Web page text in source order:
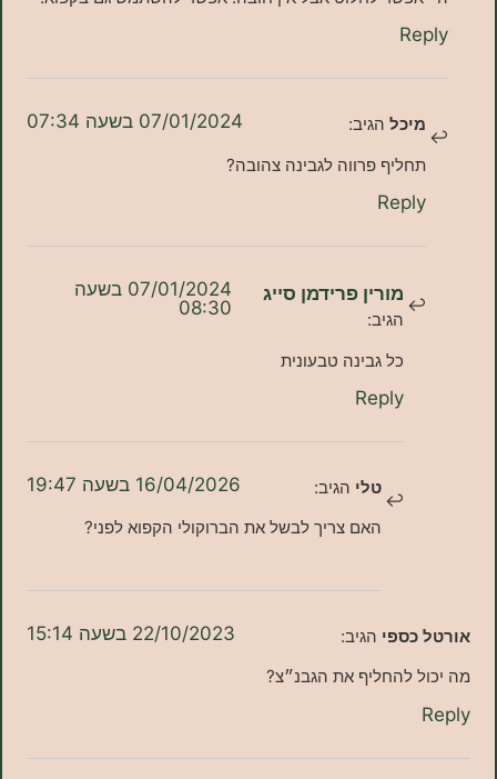
הגיב: 07/01/2024 בשעה 07:34
פרווה לגבינה צהובה?
מורין פרידמן סייג
07/01/2024 בשעה
08:30
כל גבינה טבעונית
16/04/2026 בשעה 19:47
האם צריך לבשל את הברוקולי הקפוא לפני?
הגיב: 22/10/2023 בשעה 15:14
להחליף את הגבנ״צ?